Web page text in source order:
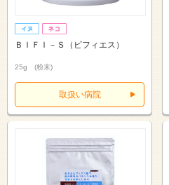
ＢＩＦＩ－Ｓ（ビフィエス）
25g (粉末)
取扱い病院